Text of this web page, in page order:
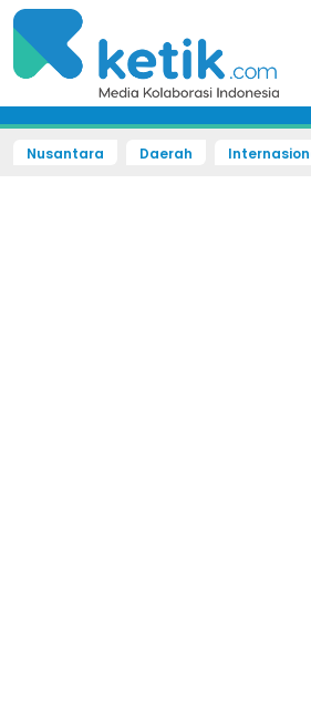
Nusantara Daerah